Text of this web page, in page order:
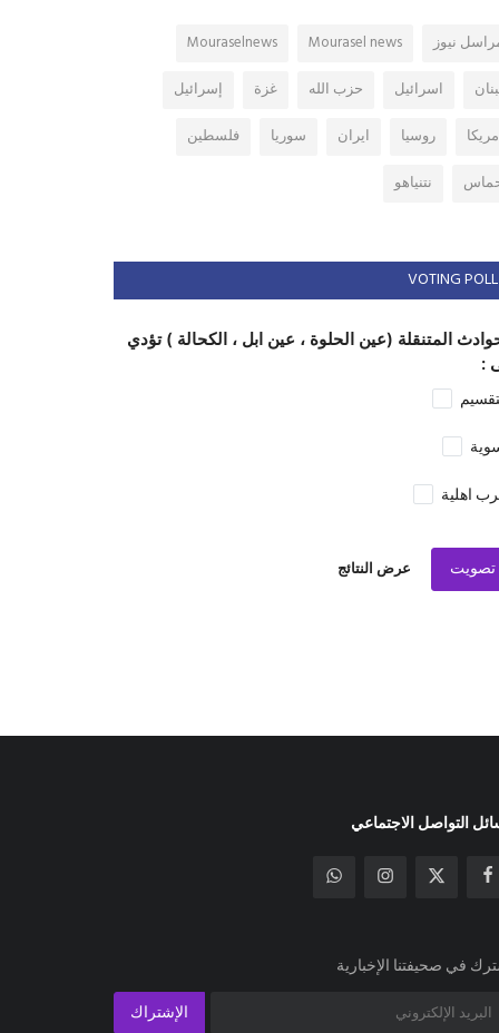
نيوز Mourasel news
Mouraselnews
اسرائيل حزب الله غزة
إسرائيل
روسيا ايران سوريا
فلسطين
نتنياهو
VOTING POLL
المتنقلة (عين الحلوة ، عين ابل ، الكحالة ) تؤدي
:
اهلية
تصويت عرض النتائج
التواصل الاجتماعي
في صحيفتنا الإخبارية
الإشتراك